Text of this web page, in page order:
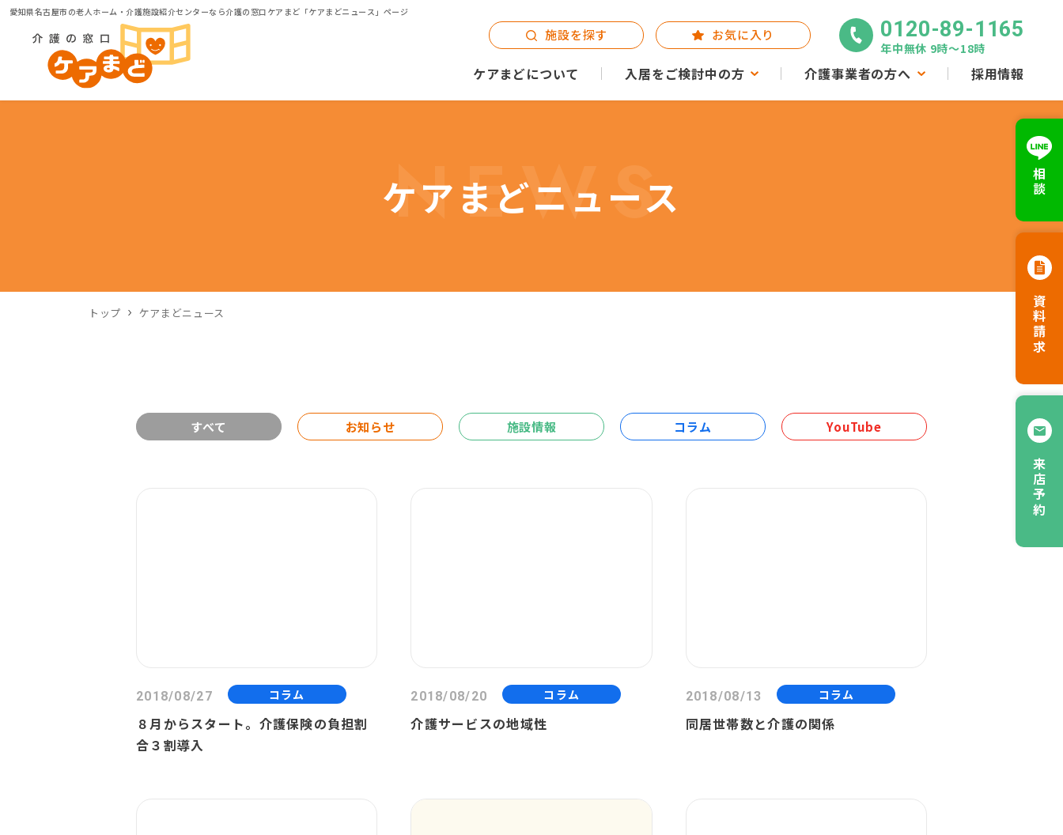
愛知県名古屋市の老人ホーム・介護施設紹介センターなら介護の窓口ケアまど「ケアまどニュース」ページ
ケアまどについて 入居をご検討中の方 介護事業者の方へ 採用情報
施設を探す お気に入り 0120-89-1165
年中無休 9時〜18時
相談
資料請求
来店予約
NEWS
ケアまどニュース
トップ ケアまどニュース
すべて お知らせ 施設情報 コラム YouTube
2018/08/27 コラム
８月からスタート。介護保険の負担割
合３割導入
2018/08/20 コラム
介護サービスの地域性
2018/08/13 コラム
同居世帯数と介護の関係